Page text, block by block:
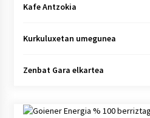
Kafe Antzokia
Kurkuluxetan umegunea
Zenbat Gara elkartea